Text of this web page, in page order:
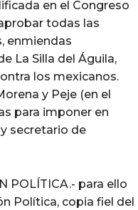
en el Congreso
todas las
enmiendas
La Silla del Águila,
los mexicanos.
y Peje (en el
para imponer en
secretario de
POLÍTICA.- para ello
Política, copia fiel del